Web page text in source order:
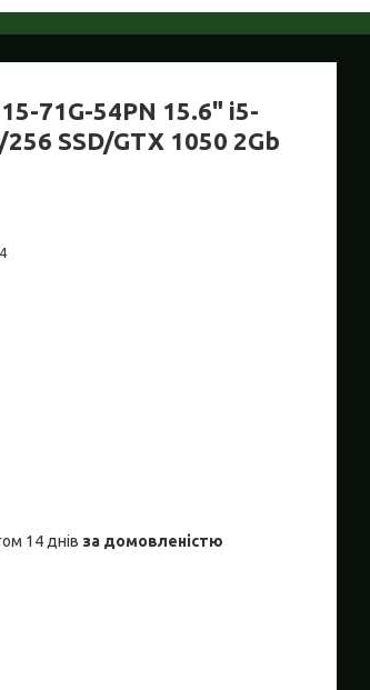
71G-54PN 15.6" i5-
SSD/GTX 1050 2Gb
14 днів за домовленістю